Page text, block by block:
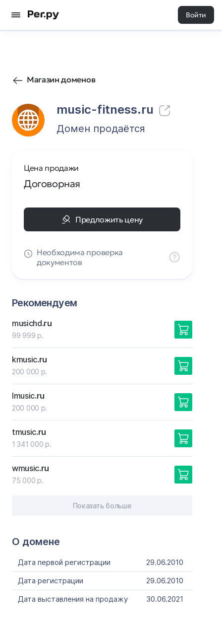
Войти
Магазин доменов
music-fitness.ru
6 0
Домен продаётся
О домене
Дата первой регистрации
29.06.2010
Дата регистрации
29.06.2010
Дата выставления на продажу
30.06.2021
Цена продажи
Договорная
Предложить цену
Необходима проверка
документов
Рекомендуем
musichd.ru
99 999 р.
kmusic.ru
200 000 р.
lmusic.ru
200 000 р.
tmusic.ru
1 341 000 р.
wmusic.ru
75 000 р.
Показать больше